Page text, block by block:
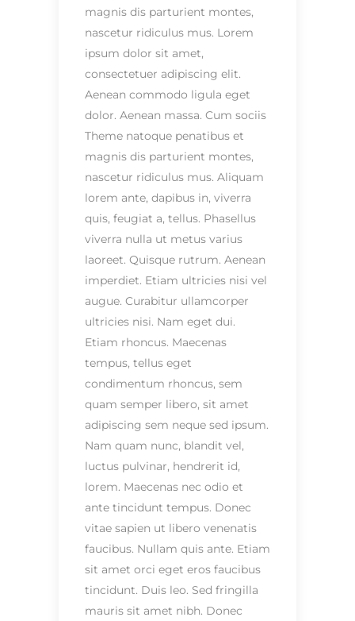
magnis dis parturient montes,
nascetur ridiculus mus. Lorem
ipsum dolor sit amet,
consectetuer adipiscing elit.
Aenean commodo ligula eget
dolor. Aenean massa. Cum sociis
Theme natoque penatibus et
magnis dis parturient montes,
nascetur ridiculus mus. Aliquam
lorem ante, dapibus in, viverra
quis, feugiat a, tellus. Phasellus
viverra nulla ut metus varius
laoreet. Quisque rutrum. Aenean
imperdiet. Etiam ultricies nisi vel
augue. Curabitur ullamcorper
ultricies nisi. Nam eget dui.
Etiam rhoncus. Maecenas
tempus, tellus eget
condimentum rhoncus, sem
quam semper libero, sit amet
adipiscing sem neque sed ipsum.
Nam quam nunc, blandit vel,
luctus pulvinar, hendrerit id,
lorem. Maecenas nec odio et
ante tincidunt tempus. Donec
vitae sapien ut libero venenatis
faucibus. Nullam quis ante. Etiam
sit amet orci eget eros faucibus
tincidunt. Duis leo. Sed fringilla
mauris sit amet nibh. Donec